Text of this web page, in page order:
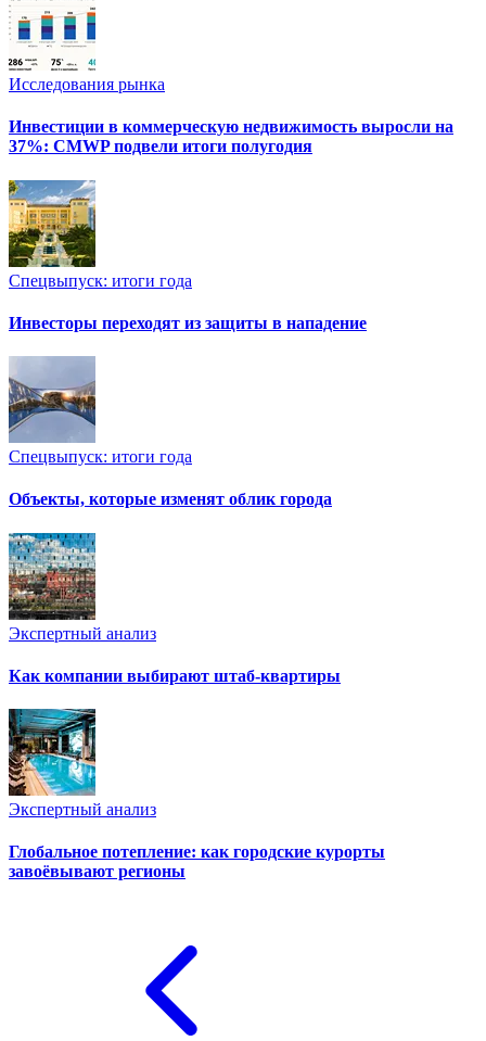
Исследования рынка
Инвестиции в коммерческую недвижимость выросли на
37%: CMWP подвели итоги полугодия
Спецвыпуск: итоги года
Инвесторы переходят из защиты в нападение
Спецвыпуск: итоги года
Объекты, которые изменят облик города
Экспертный анализ
Как компании выбирают штаб-квартиры
Экспертный анализ
Глобальное потепление: как городские курорты
завоёвывают регионы